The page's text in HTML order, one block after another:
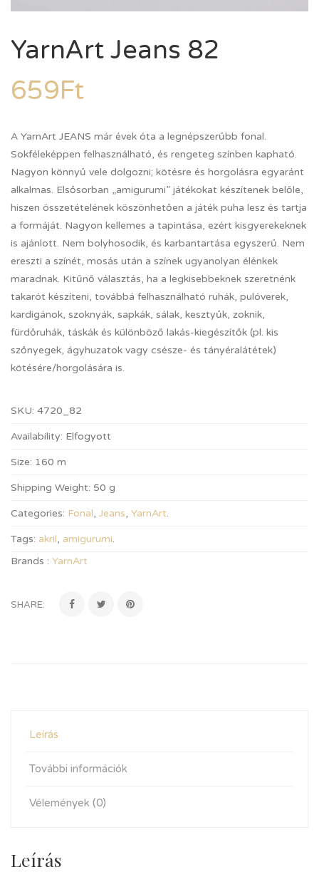
YarnArt Jeans 82
659Ft
A YarnArt JEANS már évek óta a legnépszerűbb fonal.
Sokféleképpen felhasználható, és rengeteg színben kapható.
Nagyon könnyű vele dolgozni; kötésre és horgolásra egyaránt
alkalmas. Elsősorban „amigurumi” játékokat készítenek belőle,
hiszen összetételének köszönhetően a játék puha lesz és tartja
a formáját. Nagyon kellemes a tapintása, ezért kisgyerekeknek
is ajánlott. Nem bolyhosodik, és karbantartása egyszerű. Nem
ereszti a színét, mosás után a színek ugyanolyan élénkek
maradnak. Kitűnő választás, ha a legkisebbeknek szeretnénk
takarót készíteni, továbbá felhasználható ruhák, pulóverek,
kardigánok, szoknyák, sapkák, sálak, kesztyűk, zoknik,
fürdőruhák, táskák és különböző lakás-kiegészítők (pl. kis
szőnyegek, ágyhuzatok vagy csésze- és tányéralátétek)
kötésére/horgolására is.
SKU: 4720_82
Availability: Elfogyott
Size: 160 m
Shipping Weight: 50 g
Categories: Fonal, Jeans, YarnArt.
Tags: akril, amigurumi.
Brands : YarnArt
SHARE:
Leírás
További információk
Vélemények (0)
Leírás